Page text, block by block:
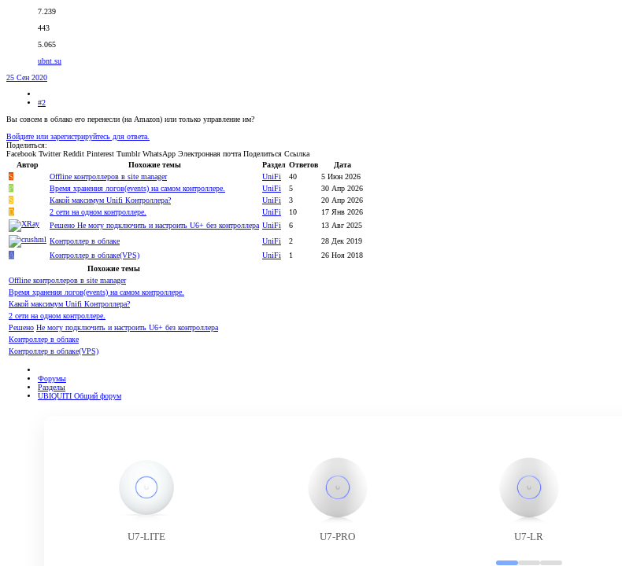
7.239
443
5.065
ubnt.su
25 Сен 2020
#2
Вы совсем в облако его перенесли (на Amazon) или только управление им?
Войдите или зарегистрируйтесь для ответа.
Поделиться:
Facebook Twitter Reddit Pinterest Tumblr WhatsApp Электронная почта Поделиться Ссылка
Автор
Похожие темы Раздел Ответов
Дата
S
Offline контроллеров в site manager UniFi 40
5 Июн 2026
P
Время хранения логов(events) на самом контроллере. UniFi 5
30 Апр 2026
S
Какой максимум Unifi Контроллера? UniFi 3
20 Апр 2026
D
2 сети на одном контроллере. UniFi 10
17 Янв 2026
Решено Не могу подключить и настроить U6+ без контроллера UniFi 6
13 Авг 2025
Контроллер в облаке
UniFi 2
28 Дек 2019
A
Контроллер в облаке(VPS) UniFi 1
26 Ноя 2018
Похожие темы
Offline контроллеров в site manager
Время хранения логов(events) на самом контроллере.
Какой максимум Unifi Контроллера?
2 сети на одном контроллере.
Решено Не могу подключить и настроить U6+ без контроллера
Контроллер в облаке
Контроллер в облаке(VPS)
Форумы
Разделы
UBIQUITI Общий форум
U7-LITE U7-PRO U7-LR